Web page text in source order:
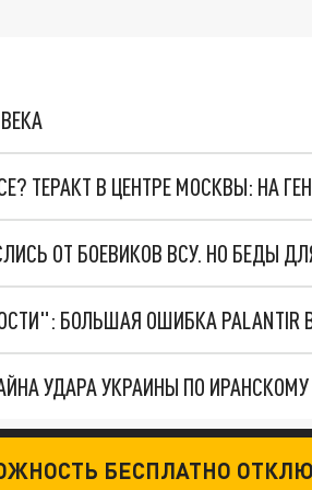
ТЕРАКТ В ЦЕНТРЕ МОСКВЫ: НА
ОТ БОЕВИКОВ ВСУ. НО БЕДЫ
УДАРА УКРАИНЫ ПО
БЕСПЛАТНО